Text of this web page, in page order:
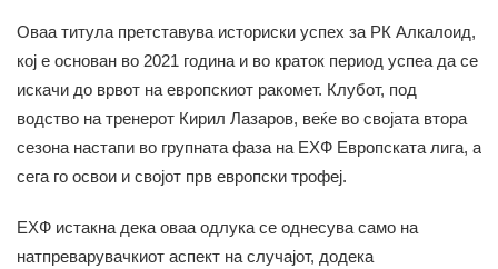
Оваа титула претставува историски успех за РК Алкалоид,
кој е основан во 2021 година и во краток период успеа да се
искачи до врвот на европскиот ракомет. Клубот, под
водство на тренерот Кирил Лазаров, веќе во својата втора
сезона настапи во групната фаза на ЕХФ Европската лига, а
сега го освои и својот прв европски трофеј.
ЕХФ истакна дека оваа одлука се однесува само на
натпреварувачкиот аспект на случајот, додека